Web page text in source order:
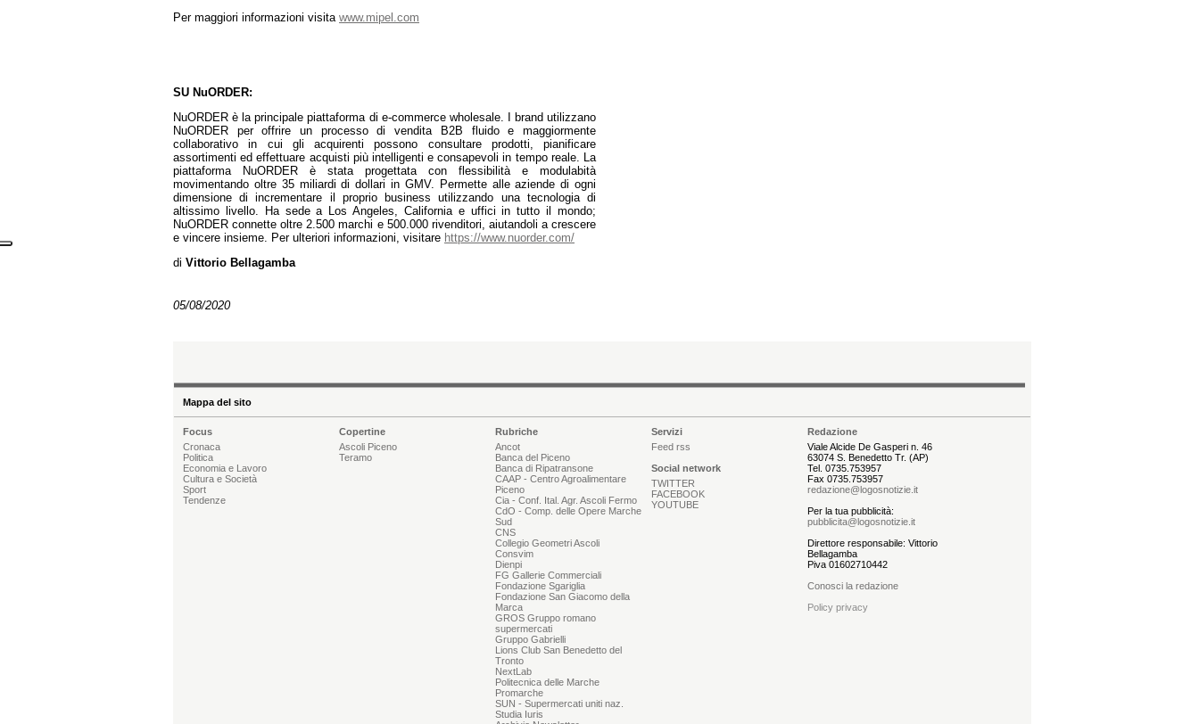
Per maggiori informazioni visita www.mipel.com
SU NuORDER:
NuORDER è la principale piattaforma di e-commerce wholesale. I brand utilizzano
NuORDER per offrire un processo di vendita B2B fluido e maggiormente
collaborativo in cui gli acquirenti possono consultare prodotti, pianificare
assortimenti ed effettuare acquisti più intelligenti e consapevoli in tempo reale. La
piattaforma NuORDER è stata progettata con flessibilità e modulabità
movimentando oltre 35 miliardi di dollari in GMV. Permette alle aziende di ogni
dimensione di incrementare il proprio business utilizzando una tecnologia di
altissimo livello. Ha sede a Los Angeles, California e uffici in tutto il mondo;
NuORDER connette oltre 2.500 marchi e 500.000 rivenditori, aiutandoli a crescere
e vincere insieme. Per ulteriori informazioni, visitare https://www.nuorder.com/
di Vittorio Bellagamba
05/08/2020
Mappa del sito
Focus
Cronaca
Politica
Economia e Lavoro
Cultura e Società
Sport
Tendenze
Copertine
Ascoli Piceno
Teramo
Rubriche
Ancot
Banca del Piceno
Banca di Ripatransone
CAAP - Centro Agroalimentare
Piceno
Cia - Conf. Ital. Agr. Ascoli Fermo
CdO - Comp. delle Opere Marche
Sud
CNS
Collegio Geometri Ascoli
Consvim
Dienpi
FG Gallerie Commerciali
Fondazione Sgariglia
Fondazione San Giacomo della
Marca
GROS Gruppo romano
supermercati
Gruppo Gabrielli
Lions Club San Benedetto del
Tronto
NextLab
Politecnica delle Marche
Promarche
SUN - Supermercati uniti naz.
Studia Iuris
Servizi
Feed rss
Social network
TWITTER
FACEBOOK
YOUTUBE
Redazione
Viale Alcide De Gasperi n. 46
63074 S. Benedetto Tr. (AP)
Tel. 0735.753957
Fax 0735.753957
redazione@logosnotizie.it
Per la tua pubblicità:
pubblicita@logosnotizie.it
Direttore responsabile: Vittorio
Bellagamba
Piva 01602710442
Conosci la redazione
Policy privacy